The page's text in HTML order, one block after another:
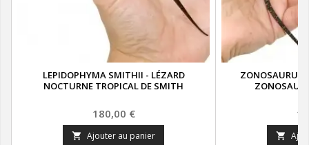
LEPIDOPHYMA SMITHII - LÉZARD
NOCTURNE TROPICAL DE SMITH
Prix
180,00 €
 Ajouter au panier
ZONOSAURUS
